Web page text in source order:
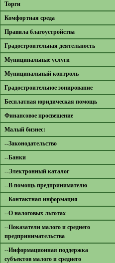
Торги
Комфортная среда
Правила благоустройства
Градостроительная деятельность
Муниципальные услуги
Муниципальный контроль
Градостроительное зонирование
Бесплатная юридическая помощь
Финансовое просвещение
Малый бизнес:
--Законодательство
--Банки
--Электронный каталог
--В помощь предпринимателю
--Контактная информация
--О налоговых льготах
--Показатели малого и среднего
предпринимательства
--Информационная поддержка
субъектов малого и среднего